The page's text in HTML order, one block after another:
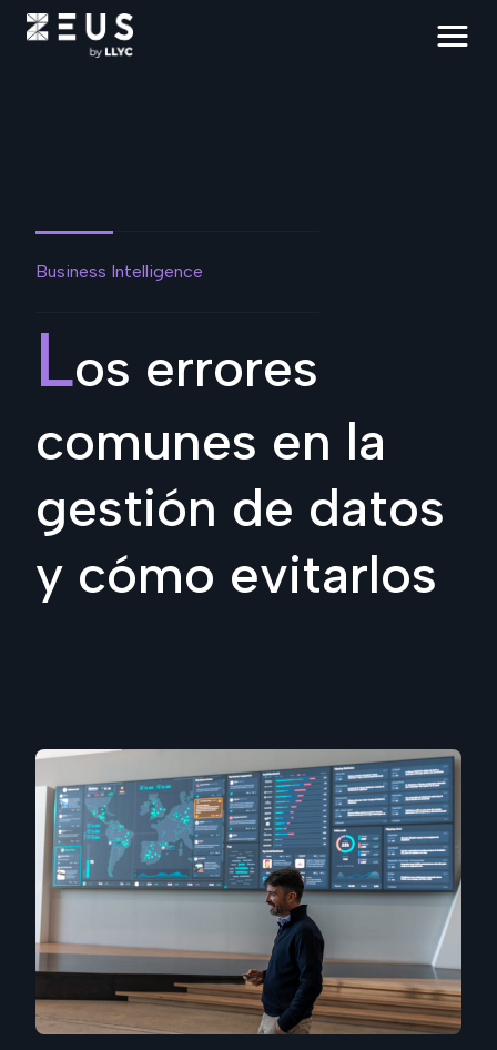
Business Intelligence
Los errores
comunes en la
gestión de datos
y cómo evitarlos